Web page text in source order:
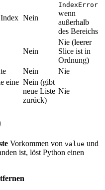
Nein
IndexError
wenn
außerhalb
des Bereichs
Nein
Nie (leerer
Slice ist in
Ordnung)
Nein Nie
eine Nein (gibt
neue Liste
zurück)
Nie
Vorkommen von value und
ist, löst Python einen